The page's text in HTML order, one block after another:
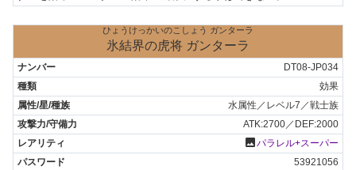
ひょうけっかいのこしょう ガンターラ
氷結界の虎将 ガンターラ
DT08-JP034
効果
水属性／レベル7／戦士族
ATK:2700／DEF:2000
photoパラレル+スーパー
53921056